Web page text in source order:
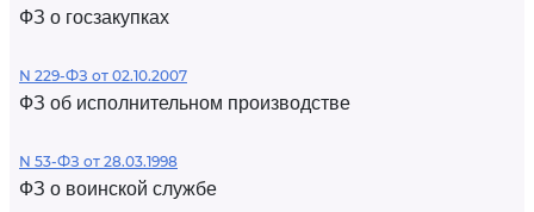
ФЗ о госзакупках
N 229-ФЗ от 02.10.2007
ФЗ об исполнительном производстве
N 53-ФЗ от 28.03.1998
ФЗ о воинской службе